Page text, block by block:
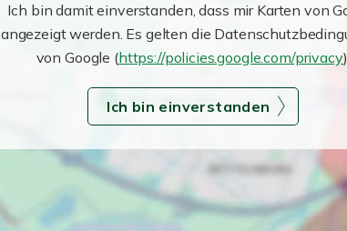
Ich bin damit einverstanden, dass mir Karten von
angezeigt werden. Es gelten die
von Google (https://policies.google.com/privacy
Ich bin einverstanden